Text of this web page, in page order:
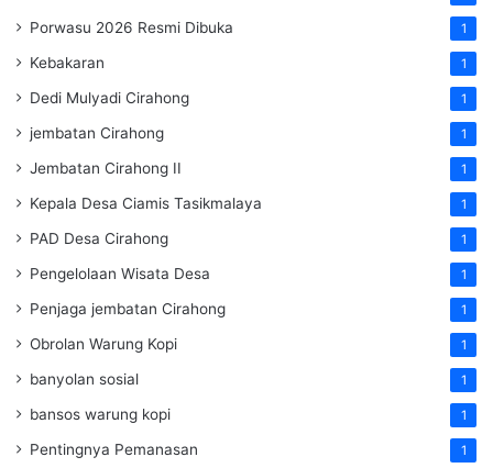
Porwasu 2026 Resmi Dibuka 1
Kebakaran 1
Dedi Mulyadi Cirahong 1
jembatan Cirahong 1
Jembatan Cirahong II 1
Kepala Desa Ciamis Tasikmalaya 1
PAD Desa Cirahong 1
Pengelolaan Wisata Desa 1
Penjaga jembatan Cirahong 1
Obrolan Warung Kopi 1
banyolan sosial 1
bansos warung kopi 1
Pentingnya Pemanasan 1